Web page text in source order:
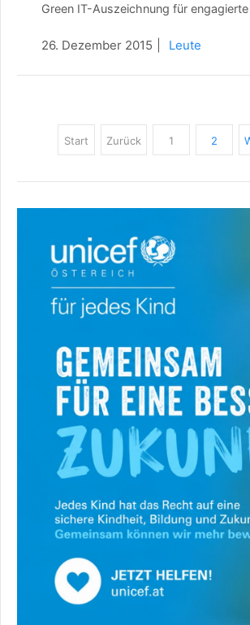
Green IT-Auszeichnung für
26. Dezember 2015 Leute
Start Zurück 1 2